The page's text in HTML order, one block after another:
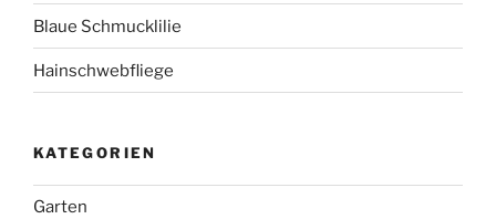
Blaue Schmucklilie
Hainschwebfliege
KATEGORIEN
Garten